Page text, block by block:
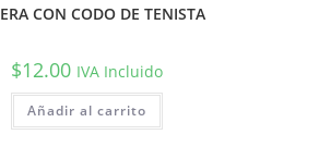
CON CODO DE TENISTA
$12.00 IVA Incluido
Añadir al carrito